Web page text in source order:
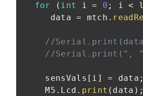
for
( int i = 0 ; i <
     data
= mtch .
//
//Serial.print(",
    sensVals
[ i ] = data ;
    M5
. Lcd . print ( data ) ;